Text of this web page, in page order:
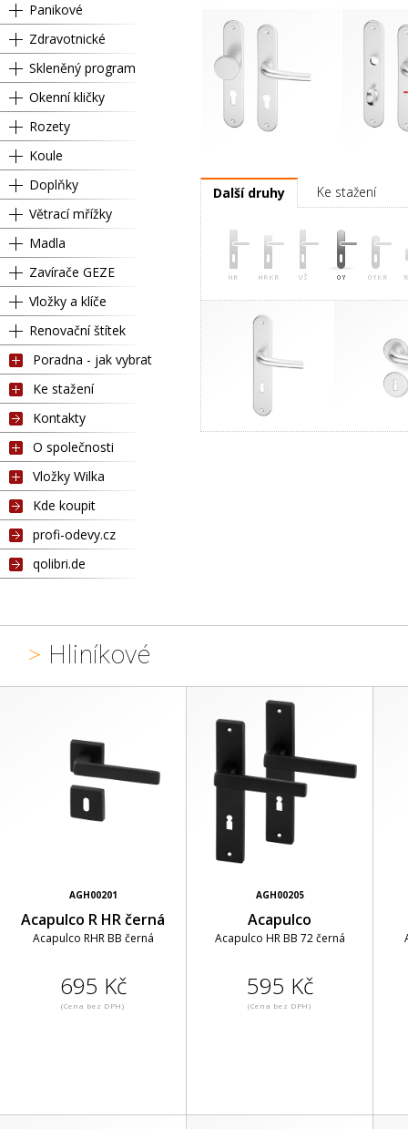
Panikové
Zdravotnické
Skleněný program
Okenní kličky
Rozety
Koule
Doplňky
Větrací mřížky
Madla
Zavírače GEZE
Vložky a klíče
Renovační štítek
Poradna - jak vybrat
Ke stažení
Kontakty
O společnosti
Vložky Wilka
Kde koupit
profi-odevy.cz
qolibri.de
Dózický klíč
Další druhy Ke stažení
> Hliníkové
AGH00201
Acapulco R HR černá
Acapulco RHR BB černá
695 Kč
(Cena bez DPH)
AGH00205
Acapulco
Acapulco HR BB 72 černá
595 Kč
(Cena bez DPH)